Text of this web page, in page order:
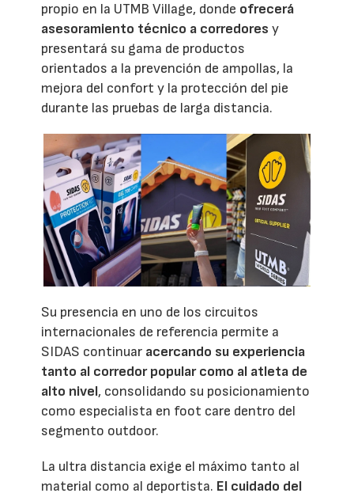
propio en la UTMB Village, donde ofrecerá
asesoramiento técnico a corredores y
presentará su gama de productos
orientados a la prevención de ampollas, la
mejora del confort y la protección del pie
durante las pruebas de larga distancia.
Su presencia en uno de los circuitos
internacionales de referencia permite a
SIDAS continuar acercando su experiencia
tanto al corredor popular como al atleta de
alto nivel, consolidando su posicionamiento
como especialista en foot care dentro del
segmento outdoor.
La ultra distancia exige el máximo tanto al
material como al deportista. El cuidado del